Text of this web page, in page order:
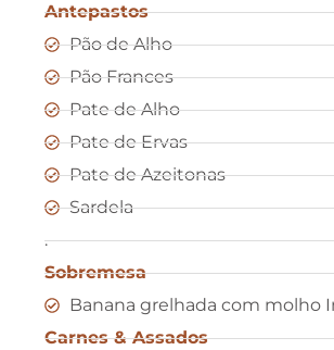
Antepastos
Pão de Alho
Pão Frances
Pate de Alho
Pate de Ervas
Pate de Azeitonas
Sardela
.
Sobremesa
Banana grelhada com molho
Carnes & Assados